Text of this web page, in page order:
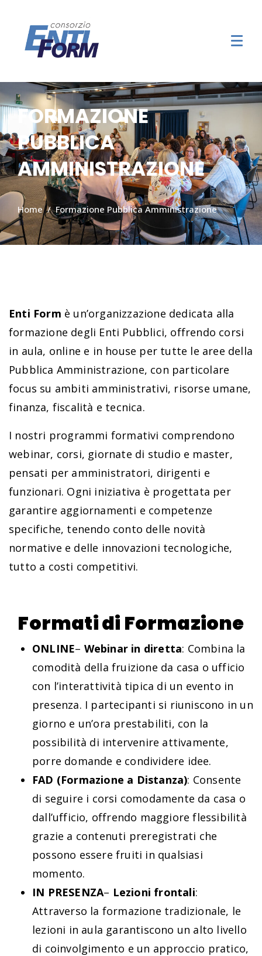
FORMAZIONE
PUBBLICA
AMMINISTRAZIONE
Home Formazione Pubblica Amministrazione
Enti Form è un’organizzazione dedicata alla
formazione degli Enti Pubblici, offrendo corsi
in aula, online e in house per tutte le aree della
Pubblica Amministrazione, con particolare
focus su ambiti amministrativi, risorse umane,
finanza, fiscalità e tecnica.
I nostri programmi formativi comprendono
webinar, corsi, giornate di studio e master,
pensati per amministratori, dirigenti e
funzionari. Ogni iniziativa è progettata per
garantire aggiornamenti e competenze
specifiche, tenendo conto delle novità
normative e delle innovazioni tecnologiche,
tutto a costi competitivi.
Formati di Formazione
ONLINE– Webinar in diretta: Combina la
comodità della fruizione da casa o ufficio
con l’interattività tipica di un evento in
presenza. I partecipanti si riuniscono in un
giorno e un’ora prestabiliti, con la
possibilità di intervenire attivamente,
porre domande e condividere idee.
FAD (Formazione a Distanza): Consente
di seguire i corsi comodamente da casa o
dall’ufficio, offrendo maggiore flessibilità
grazie a contenuti preregistrati che
possono essere fruiti in qualsiasi
momento.
IN PRESENZA– Lezioni frontali:
Attraverso la formazione tradizionale, le
lezioni in aula garantiscono un alto livello
di coinvolgimento e un approccio pratico,